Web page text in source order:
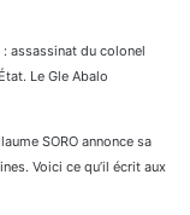
assassinat du colonel
Le Gle Abalo
SORO annonce sa
Voici ce qu’il écrit aux